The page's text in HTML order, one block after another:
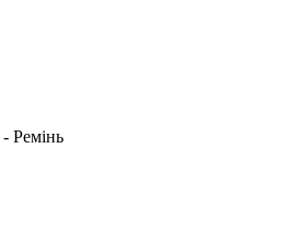
Ремінь